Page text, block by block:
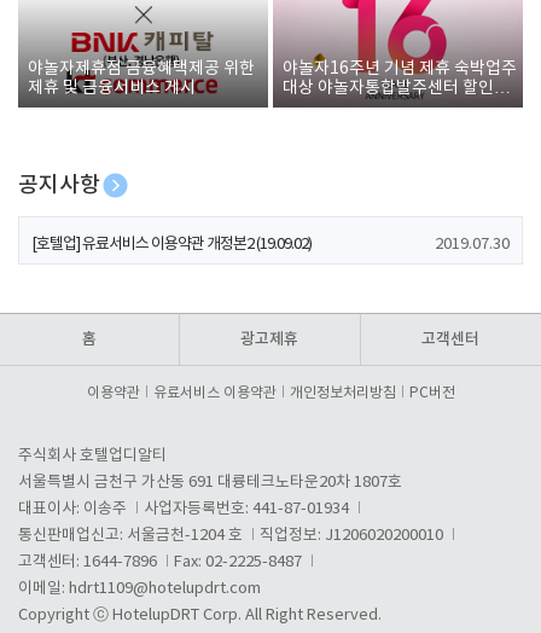
야놀자제휴점 금융혜택제공 위한
제휴 및 금융서비스 게시
야놀자16주년 기념 제휴 숙박업주
대상 야놀자통합발주센터 할인쿠
폰 증정
공지사항
[호텔업] 개인정보 처리방침 개정본1 (19.09.02)
[호텔업] 유료서비스 이용약관 개정본2 (19.09.02) 2019.07.30
홈 광고제휴 고객센터
이용약관 유료서비스 이용약관 개인정보처리방침 PC버전
주식회사 호텔업디알티
서울특별시 금천구 가산동 691 대륭테크노타운20차 1807호
대표이사: 이송주
사업자등록번호: 441-87-01934
통신판매업신고: 서울금천-1204 호
직업정보: J1206020200010
고객센터: 1644-7896
Fax: 02-2225-8487
이메일: hdrt1109@hotelupdrt.com
Copyright ⓒ HotelupDRT Corp. All Right Reserved.